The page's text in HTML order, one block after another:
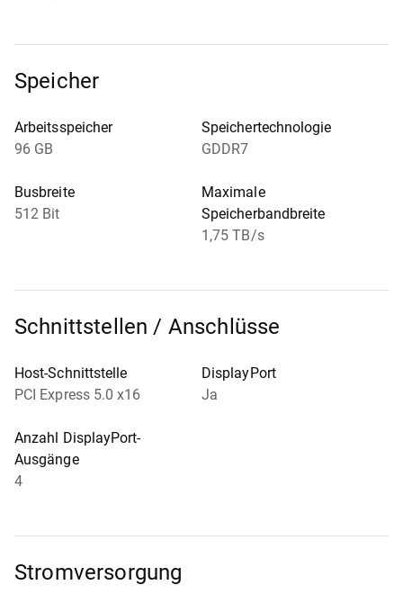
Speicher
Arbeitsspeicher
96 GB
Speichertechnologie
GDDR7
Busbreite
512 Bit
Maximale
Speicherbandbreite
1,75 TB/s
Schnittstellen / Anschlüsse
Host-Schnittstelle
PCI Express 5.0 x16
DisplayPort
Ja
Anzahl DisplayPort-
Ausgänge
4
Stromversorgung